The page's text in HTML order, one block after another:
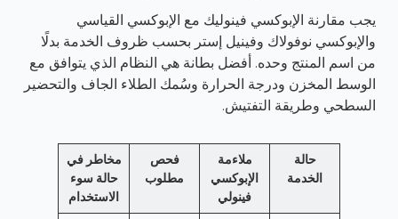
يجب مقارنة الإبوكسي فينوليك مع الإبوكسي القياسي
والإبوكسي نوفولاك وفينيل إستر بحسب ظروف الخدمة بدلًا
من اسم المنتج وحده. أفضل بطانة هي النظام الذي يتوافق مع
الوسط المخزن ودرجة الحرارة وسُمك الطلاء الجاف والتحضير
السطحي وطريقة التفتيش.
حالة
الخدمة
ملاءمة
الإبوكسي
فينولي
فحص
مطلوب
مخاطر في
حالة سوء
الاستخدام